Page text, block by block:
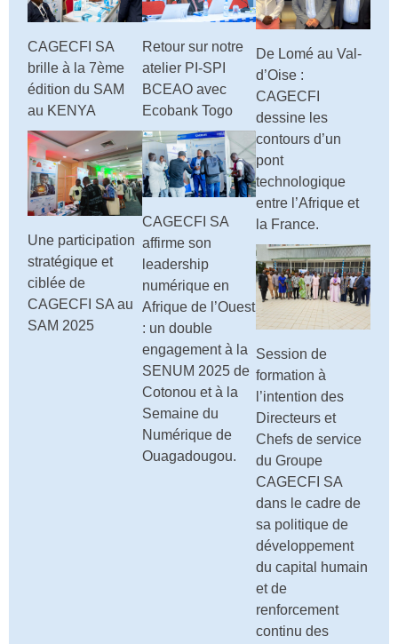
CAGECFI SA
brille à la 7ème
édition du SAM
au KENYA
Une participation
stratégique et
ciblée de
CAGECFI SA au
SAM 2025
Retour sur notre
atelier PI-SPI
BCEAO avec
Ecobank Togo
CAGECFI SA
affirme son
leadership
numérique en
Afrique de l’Ouest
: un double
engagement à la
SENUM 2025 de
Cotonou et à la
Semaine du
Numérique de
Ouagadougou.
De Lomé au Val-
d’Oise :
CAGECFI
dessine les
contours d’un
pont
technologique
entre l’Afrique et
la France.
Session de
formation à
l’intention des
Directeurs et
Chefs de service
du Groupe
CAGECFI SA
dans le cadre de
sa politique de
développement
du capital humain
et de
renforcement
continu des